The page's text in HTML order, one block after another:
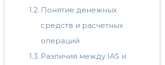
Понятие денежных
средств и расчетных
операций
Различия между IAS и